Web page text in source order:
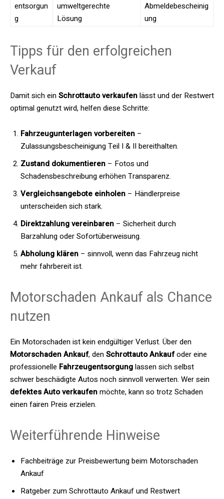
entsorgun
g
umweltgerechte
Lösung
Abmeldebescheinig
ung
Tipps für den erfolgreichen
Verkauf
Damit sich einSchrottauto verkaufenlässt und der Restwert
optimal genutzt wird, helfen diese Schritte:
Fahrzeugunterlagen vorbereiten –
Zulassungsbescheinigung Teil I & II bereithalten.
Zustand dokumentieren – Fotos und
Schadensbeschreibung erhöhen Transparenz.
Vergleichsangebote einholen – Händlerpreise
unterscheiden sich stark.
Direktzahlung vereinbaren – Sicherheit durch
Barzahlung oder Sofortüberweisung.
Abholung klären – sinnvoll, wenn das Fahrzeug nicht
mehr fahrbereit ist.
Motorschaden Ankauf als Chance
nutzen
Ein Motorschaden ist kein endgültiger Verlust. Über den
Motorschaden Ankauf, denSchrottauto Ankaufoder eine
professionelle Fahrzeugentsorgunglassen sich selbst
schwer beschädigte Autos noch sinnvoll verwerten. Wer sein
defektes Auto verkaufenmöchte, kann so trotz Schaden
einen fairen Preis erzielen.
Weiterführende Hinweise
Fachbeiträge zur Preisbewertung beim Motorschaden
Ankauf
Ratgeber zum Schrottauto Ankauf und Restwert